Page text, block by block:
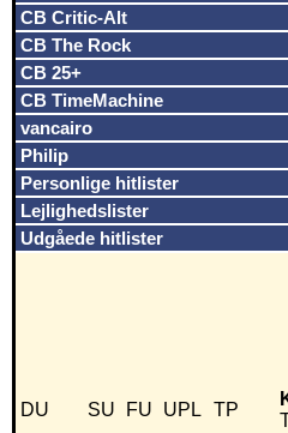
CB Critic-Alt
CB The Rock
CB 25+
CB TimeMachine
vancairo
Philip
Personlige hitlister
Lejlighedslister
Udgåede hitlister
DU
SU FU UPL TP